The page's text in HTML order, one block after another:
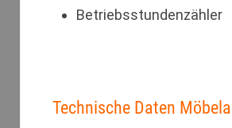
Betriebsstundenzähler
Technische Daten